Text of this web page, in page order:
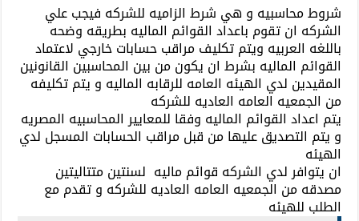
شروط محاسبيه و هي شرط الزاميه للشركه فيجب علي
الشركه ان تقوم باعداد القوائم الماليه بطريقه وضحه
باللغه العربيه ويتم تكليف مراقب حسابات خارجي لاعتماد
القوائم الماليه بشرط ان يكون من بين المحاسبين القانونين
المقيدين لدي الهيئه العامه للرقابه الماليه و يتم تكليفه
من الجمعيه العامه العاديه للشركه
يتم اعداد القوائم الماليه وفقا للمعايير المحاسبيه المصريه
و يتم التصديق عليها من قبل مراقب الحسابات المسجل لدي
الهيئه
ان يتوافر لدي الشركه قوائم ماليه لسنتين متتاليتين
مصدقه من الجمعيه العامه العاديه للشركه و تقدم مع
الطلب للهيئه